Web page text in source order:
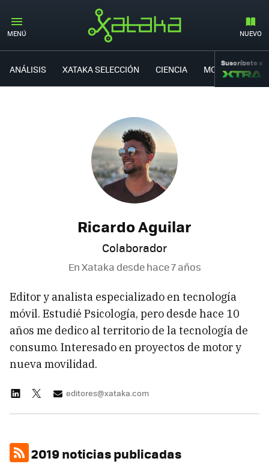
MENÚ NUEVO
ANÁLISIS XATAKA SELECCIÓN CIENCIA MOVILIDAD
Suscríbete a
Ricardo Aguilar
Colaborador
En Xataka desdehace 7 años
Editor y analista especializado en tecnología
móvil. Estudié Psicología, pero desde hace 10
años me dedico al territorio de la tecnología de
consumo. Interesado en proyectos de motor y
nueva movilidad.
editores@xataka.com
2019 noticias publicadas